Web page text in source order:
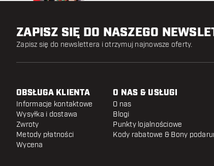
ZAPISZ SIĘ DO NASZEGO
Zapisz się do newslettera i otrzymuj najnowsze oferty.
OBSŁUGA KLIENTA
Informacje kontaktowe
Wysyłka i dostawa
Zwroty
Metody płatności
Wycena
O NAS & USŁUGI
O nas
Blogi
Punkty lojalnościowe
Kody rabatowe & Bony